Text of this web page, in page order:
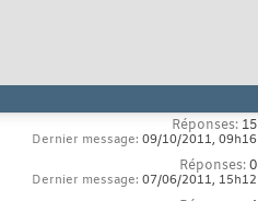
Réponses: 15
Dernier message: 09/10/2011, 09h16
Réponses:0
Dernier message: 07/06/2011, 15h12